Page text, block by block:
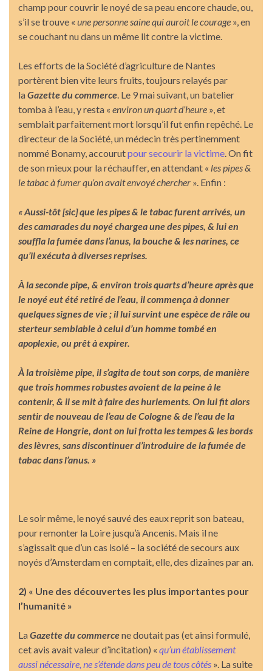
champ pour couvrir le noyé de sa peau encore chaude, ou,
s’il se trouve « une personne saine qui auroit le courage », en
se couchant nu dans un même lit contre la victime.
Les efforts de la Société d’agriculture de Nantes
portèrent bien vite leurs fruits, toujours relayés par
laGazette du commerce. Le 9 mai suivant, un batelier
tomba à l’eau, y resta « environ un quart d’heure », et
semblait parfaitement mort lorsqu’il fut enfin repêché. Le
directeur de la Société, un médecin très pertinemment
nommé Bonamy, accourutpour secourir la victime. On fit
de son mieux pour la réchauffer, en attendant « les pipes &
le tabac à fumer qu’on avait envoyé chercher ». Enfin :
« Aussi-tôt [sic] que les pipes & le tabac furent arrivés, un
des camarades du noyé chargea une des pipes, & lui en
souffla la fumée dans l’anus, la bouche & les narines, ce
qu’il exécuta à diverses reprises.
À la seconde pipe, & environ trois quarts d’heure après que
le noyé eut été retiré de l’eau, il commença à donner
quelques signes de vie ; il lui survint une espèce de râle ou
sterteur semblable à celui d’un homme tombé en
apoplexie, ou prêt à expirer.
À la troisième pipe, il s’agita de tout son corps, de manière
que trois hommes robustes avoient de la peine à le
contenir, & il se mit à faire des hurlements. On lui fit alors
sentir de nouveau de l’eau de Cologne & de l’eau de la
Reine de Hongrie, dont on lui frotta les tempes & les bords
des lèvres, sans discontinuer d’introduire de la fumée de
tabac dans l’anus. »
Le soir même, le noyé sauvé des eaux reprit son bateau,
pour remonter la Loire jusqu’à Ancenis. Mais il ne
s’agissait que d’un cas isolé – la société de secours aux
noyés d’Amsterdam en comptait, elle, des dizaines par an.
2) « Une des découvertes les plus importantes pour
l’humanité »
LaGazette du commercene doutait pas (et ainsi formulé,
cet avis avait valeur d’incitation) « qu’un établissement
aussi nécessaire, ne s’étende dans peu de tous côtés ». La suite